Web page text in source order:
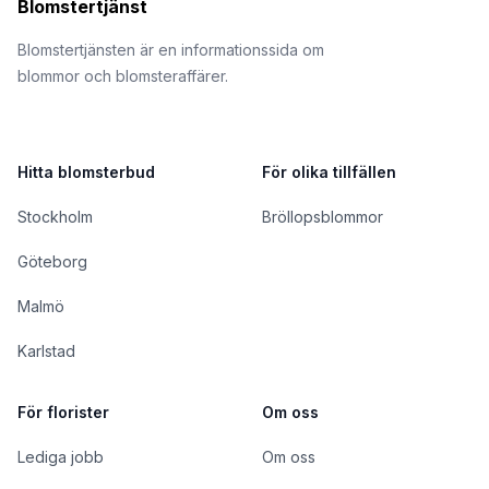
Blomstertjänst
Blomstertjänsten är en informationssida om
blommor och blomsteraffärer.
Hitta blomsterbud
Stockholm
Göteborg
Malmö
Karlstad
För olika tillfällen
Bröllopsblommor
För florister
Lediga jobb
Om oss
Om oss